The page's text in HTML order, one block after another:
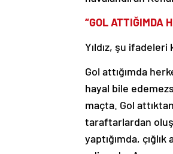
“GOL ATTIĞIMDA
Yıldız, şu ifadeleri
Gol attığımda
hayal bile
maçta. Gol
taraftarlardan
yaptığımda,